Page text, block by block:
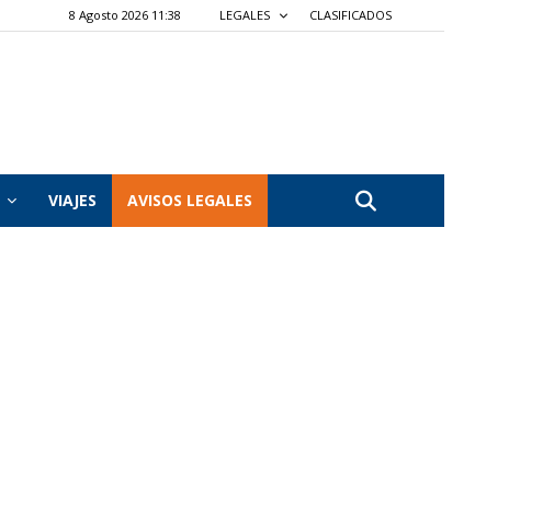
8 Agosto 2026 11:38 LEGALES CLASIFICADOS
VIAJES AVISOS LEGALES